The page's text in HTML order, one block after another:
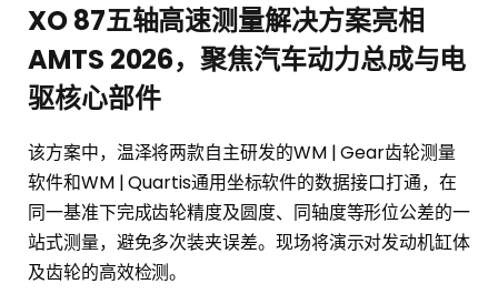
XO 87五轴高速测量解决方案亮相
AMTS 2026，聚焦汽车动力总成与电
驱核心部件
该方案中，温泽将两款自主研发的WM | Gear齿轮测量
软件和WM | Quartis通用坐标软件的数据接口打通，在
同一基准下完成齿轮精度及圆度、同轴度等形位公差的一
站式测量，避免多次装夹误差。现场将演示对发动机缸体
及齿轮的高效检测。